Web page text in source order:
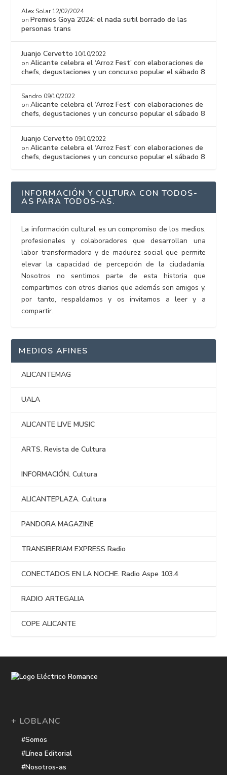
Alex Solar 12/02/2024
onPremios Goya 2024: el nada sutil borrado de las
personas trans
Juanjo Cervetto 10/10/2022
onAlicante celebra el ‘Arroz Fest’ con elaboraciones de
chefs, degustaciones y un concurso popular el sábado 8
Sandro 09/10/2022
onAlicante celebra el ‘Arroz Fest’ con elaboraciones de
chefs, degustaciones y un concurso popular el sábado 8
Juanjo Cervetto 09/10/2022
onAlicante celebra el ‘Arroz Fest’ con elaboraciones de
chefs, degustaciones y un concurso popular el sábado 8
INFORMACIÓN Y CULTURA CON TODOS-
AS PARA TODOS-AS.
La información cultural es un compromiso de los medios,
profesionales y colaboradores que desarrollan una
labor transformadora y de madurez social que permite
elevar la capacidad de percepción de la ciudadanía.
Nosotros no sentimos parte de esta historia que
compartimos con otros diarios que además son amigos y,
por tanto, respaldamos y os invitamos a leer y a
compartir.
MEDIOS AFINES
ALICANTEMAG
UALA
ALICANTE LIVE MUSIC
ARTS. Revista de Cultura
INFORMACIÓN. Cultura
ALICANTEPLAZA. Cultura
PANDORA MAGAZINE
TRANSIBERIAM EXPRESS Radio
CONECTADOS EN LA NOCHE. Radio Aspe 103.4
RADIO ARTEGALIA
COPE ALICANTE
+ LOBLANC
#Somos
#Línea Editorial
#Nosotros-as